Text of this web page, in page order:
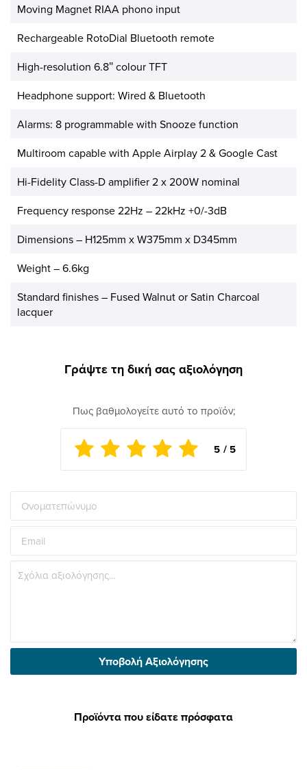
Moving Magnet RIAA phono input
Rechargeable RotoDial Bluetooth remote
High-resolution 6.8″ colour TFT
Headphone support: Wired & Bluetooth
Alarms: 8 programmable with Snooze function
Multiroom capable with Apple Airplay 2 & Google Cast
Hi-Fidelity Class-D amplifier 2 x 200W nominal
Frequency response 22Hz – 22kHz +0/-3dB
Dimensions – H125mm x W375mm x D345mm
Weight – 6.6kg
Standard finishes – Fused Walnut or Satin Charcoal
lacquer
Γράψτε τη δική σας αξιολόγηση
Πως βαθμολογείτε αυτό το προϊόν;
Υποβολή Αξιολόγησης
Προϊόντα που είδατε πρόσφατα